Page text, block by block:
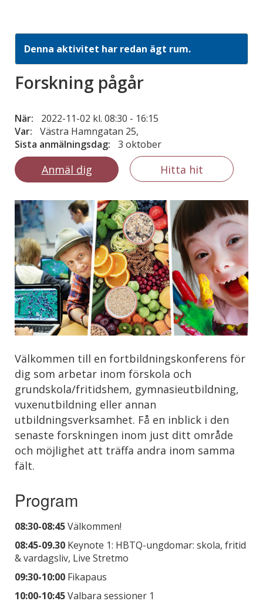
Denna aktivitet har redan ägt rum.
Forskning pågår
När: 2022-11-02 kl. 08:30 - 16:15
Var:
Västra Hamngatan 25,
Sista anmälningsdag:
3 oktober
Anmäl dig Hitta hit
Välkommen till en fortbildningskonferens för
dig som arbetar inom förskola och
grundskola/fritidshem, gymnasieutbildning,
vuxenutbildning eller annan
utbildningsverksamhet. Få en inblick i den
senaste forskningen inom just ditt område
och möjlighet att träffa andra inom samma
fält.
Program
08:30-08:45Välkommen!
08:45-09.30 Keynote 1: HBTQ-ungdomar: skola, fritid
& vardagsliv, Live Stretmo
09:30-10:00 Fikapaus
10:00-10:45Valbara sessioner 1